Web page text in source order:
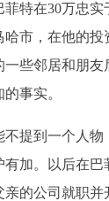
菲特在30万忠
市，在他的
一些邻居和朋
事实。
不提到一个人
有加。以后在
亲的公司就职